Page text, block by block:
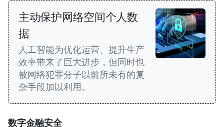
主动保护网络空间个人数
据
人工智能为优化运营、提升生产
效率带来了巨大进步，但同时也
被网络犯罪分子以前所未有的复
杂手段加以利用。
数字金融安全